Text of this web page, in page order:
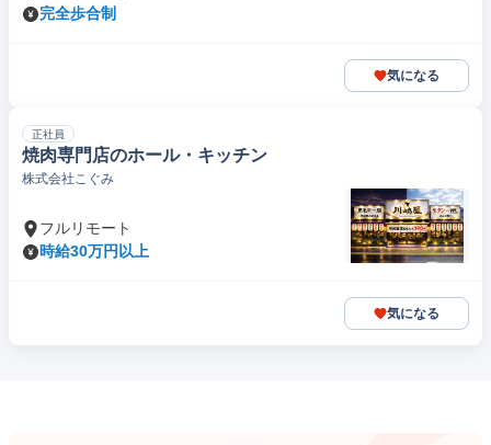
完全歩合制
気になる
正社員
焼肉専門店のホール・キッチン
株式会社こぐみ
フルリモート
時給30万円以上
気になる